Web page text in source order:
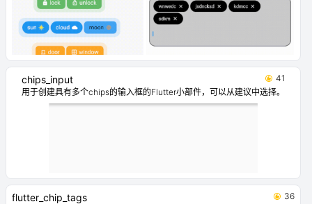
chips_input
41
用于创建具有多个chips的输入框的Flutter小部件，可以从建议中选择。
flutter_chip_tags
36